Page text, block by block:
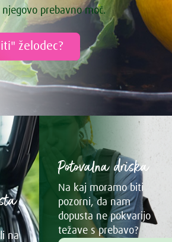
prebavno moč.
želodec?
na
Potovalna driska
Na kaj moramo biti
pozorni, da nam
dopusta ne pokvarijo
težave s prebavo?